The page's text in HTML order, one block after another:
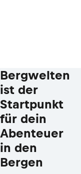
Bergwelten
ist der
Startpunkt
für dein
Abenteuer
in den
Bergen